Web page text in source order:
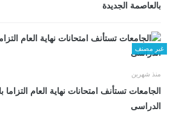
بالعاصمة الجديدة
غير مصنف
منذ شهرين
الجامعات تستأنف امتحانات نهاية العام التزاما
الدراسى